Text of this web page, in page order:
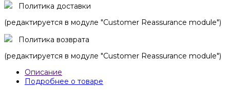
Политика доставки
(редактируется в модуле "Customer Reassurance module")
Политика возврата
(редактируется в модуле "Customer Reassurance module")
Описание
Подробнее о товаре